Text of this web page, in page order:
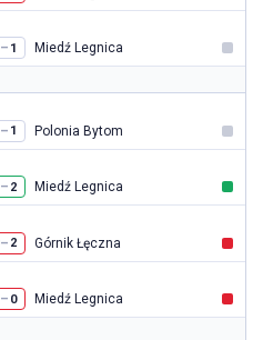
– 1 Miedź Legnica
– 1 Polonia Bytom
– 2 Miedź Legnica
– 2 Górnik Łęczna
– 0 Miedź Legnica